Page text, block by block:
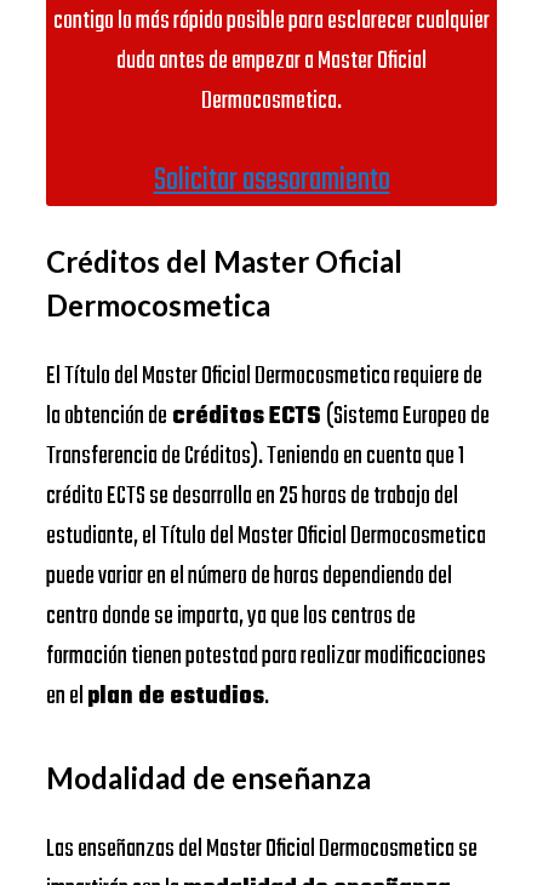
contigo lo más rápido posible para esclarecer cualquier
duda antes de empezar a Master Oficial
Dermocosmetica.
Solicitar asesoramiento
Créditos del Master Oficial
Dermocosmetica
El Título del Master Oficial Dermocosmetica requiere de
la obtención decréditos ECTS(Sistema Europeo de
Transferencia de Créditos). Teniendo en cuenta que 1
crédito ECTS se desarrolla en 25 horas de trabajo del
estudiante, el Título del Master Oficial Dermocosmetica
puede variar en el número de horas dependiendo del
centro donde se imparta, ya que los centros de
formación tienen potestad para realizar modificaciones
en elplan de estudios.
Modalidad de enseñanza
Las enseñanzas del Master Oficial Dermocosmetica se